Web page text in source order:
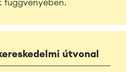
függvényében.
útvonal